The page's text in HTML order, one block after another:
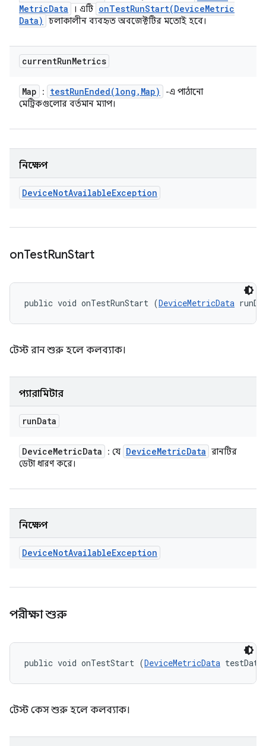
MetricData । এটি onTestRunStart(DeviceMetric
Data)
চলাকালীন ব্যবহৃত অবজেক্টটির মতোই হবে।
currentRunMetrics
Map : testRunEnded(long , Map)
-এ পাঠানো
মেট্রিকগুলোর বর্তমান ম্যাপ।
নিক্ষেপ
DeviceNotAvailableException
onTestRunStart
public void onTestRunStart (DeviceMetricData
টেস্ট রান শুরু হলে কলব্যাক।
প্যারামিটার
runData
DeviceMetricData : যে DeviceMetricData রানটির
ডেটা ধারণ করে।
নিক্ষেপ
DeviceNotAvailableException
পরীক্ষা শুরু
public void onTestStart (DeviceMetricData
টেস্ট কেস শুরু হলে কলব্যাক।